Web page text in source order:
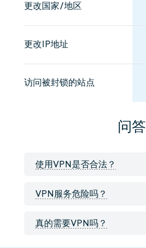
更改国家/地区
更改IP地址
访问被封锁的站点
问答
使用VPN是否合法？
VPN服务危险吗？
真的需要VPN吗？